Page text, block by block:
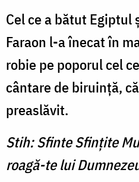
Cel ce a bătut
Faraon l-a înecat în
robie pe poporul cel
cântare de biruinţă,
preaslăvit.
Stih: Sfinte Sfinţite
roagă-te lui